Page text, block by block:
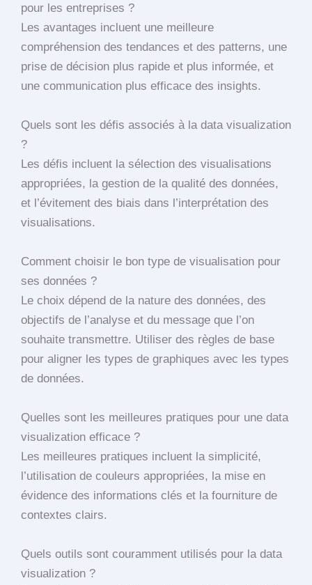
pour les entreprises ?
Les avantages incluent une meilleure
compréhension des tendances et des patterns, une
prise de décision plus rapide et plus informée, et
une communication plus efficace des insights.
Quels sont les défis associés à la data visualization
?
Les défis incluent la sélection des visualisations
appropriées, la gestion de la qualité des données,
et l’évitement des biais dans l’interprétation des
visualisations.
Comment choisir le bon type de visualisation pour
ses données ?
Le choix dépend de la nature des données, des
objectifs de l’analyse et du message que l’on
souhaite transmettre. Utiliser des règles de base
pour aligner les types de graphiques avec les types
de données.
Quelles sont les meilleures pratiques pour une data
visualization efficace ?
Les meilleures pratiques incluent la simplicité,
l’utilisation de couleurs appropriées, la mise en
évidence des informations clés et la fourniture de
contextes clairs.
Quels outils sont couramment utilisés pour la data
visualization ?